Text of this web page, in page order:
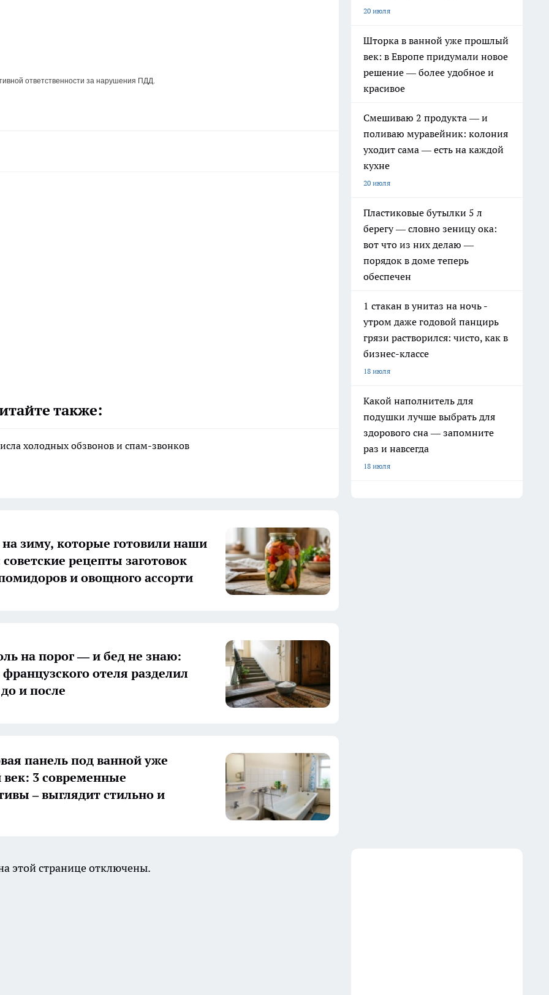
ответственности за нарушения ПДД.
также:
холодных обзвонов и спам-звонков
20 июля
Шторка в ванной уже прошлый
век: в Европе придумали новое
решение — более удобное и
красивое
Смешиваю 2 продукта — и
поливаю муравейник: колония
уходит сама — есть на каждой
кухне
20 июля
Пластиковые бутылки 5 л
берегу — словно зеницу ока:
вот что из них делаю —
порядок в доме теперь
обеспечен
1 стакан в унитаз на ночь -
утром даже годовой панцирь
грязи растворился: чисто, как в
бизнес-классе
18 июля
Какой наполнитель для
подушки лучше выбрать для
здорового сна — запомните
раз и навсегда
18 июля
на зиму, которые готовили наши
рецепты заготовок
и овощного ассорти
на порог — и бед не знаю:
французского отеля разделил
и после
панель под ванной уже
3 современные
– выглядит стильно и
этой странице отключены.